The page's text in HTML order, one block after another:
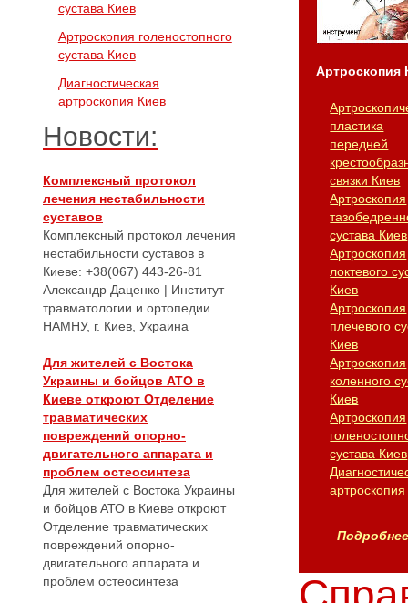
сустава Киев
Артроскопия голеностопного
сустава Киев
Диагностическая
артроскопия Киев
Новости:
Комплексный протокол
лечения нестабильности
суставов
Комплексный протокол лечения
нестабильности суставов в
Киеве: +38(067) 443-26-81
Александр Даценко | Институт
травматологии и ортопедии
НАМНУ, г. Киев, Украина
Для жителей с Востока
Украины и бойцов АТО в
Киеве откроют Отделение
травматических
повреждений опорно-
двигательного аппарата и
проблем остеосинтеза
Для жителей с Востока Украины
и бойцов АТО в Киеве откроют
Отделение травматических
повреждений опорно-
двигательного аппарата и
проблем остеосинтеза
Артроскопия
пластика
передней
связки Киев
Артроскопия
сустава Киев
Артроскопия
локтевого
Киев
Артроскопия
плечевого
Киев
Артроскопия
коленного
Киев
Артроскопия
сустава Киев